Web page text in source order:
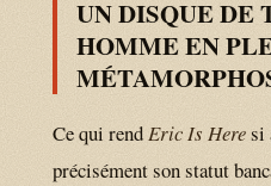
UN DISQUE DE
HOMME EN
Ce qui rendEric Is Heresi
précisément son statut